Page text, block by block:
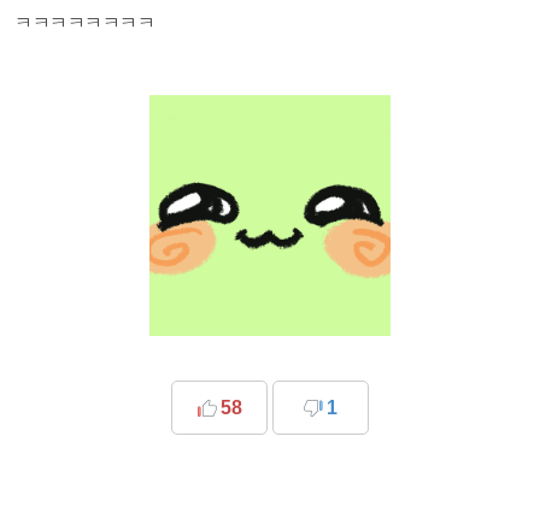
ㅋㅋㅋㅋㅋㅋㅋㅋ
58 1